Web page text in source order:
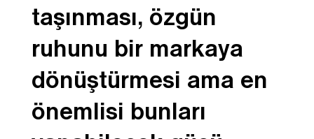
taşınması, özgün
ruhunu bir markaya
dönüştürmesi ama en
önemlisi bunları